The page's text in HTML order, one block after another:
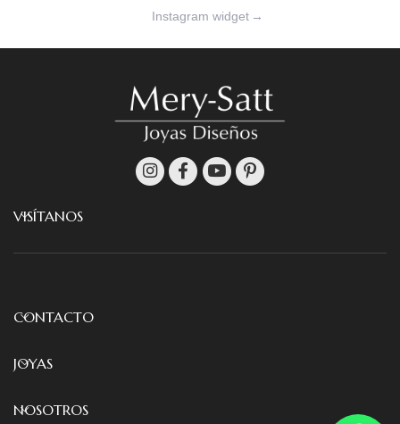
Instagram widget →
VISÍTANOS
CONTACTO
JOYAS
NOSOTROS